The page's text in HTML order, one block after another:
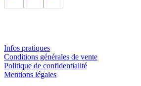
Infos pratiques
Conditions générales de vente
Politique de confidentialité
Mentions légales